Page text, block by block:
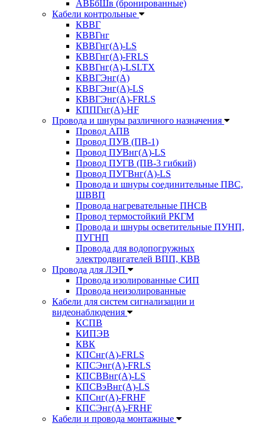
АВБбШв (бронированные)
Кабели контрольные
КВВГ
КВВГнг
КВВГнг(А)-LS
КВВГнг(А)-FRLS
КВВГнг(А)-LSLTX
КВВГЭнг(А)
КВВГЭнг(А)-LS
КВВГЭнг(А)-FRLS
КППГнг(А)-HF
Провода и шнуры различного назначения
Провод АПВ
Провод ПУВ (ПВ-1)
Провод ПУВнг(А)-LS
Провод ПУГВ (ПВ-3 гибкий)
Провод ПУГВнг(А)-LS
Провода и шнуры соединительные ПВС,
ШВВП
Провода нагревательные ПНСВ
Провод термостойкий РКГМ
Провода и шнуры осветительные ПУНП,
ПУГНП
Провода для водопогружных
электродвигателей ВПП, КВВ
Провода для ЛЭП
Провода изолированные СИП
Провода неизолированные
Кабели для систем сигнализации и
видеонаблюдения
КСПВ
КИПЭВ
КВК
КПСнг(А)-FRLS
КПСЭнг(А)-FRLS
КПСВВнг(А)-LS
КПСВэВнг(А)-LS
КПСнг(А)-FRHF
КПСЭнг(А)-FRHF
Кабели и провода монтажные